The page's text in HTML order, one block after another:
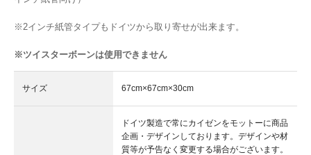
※2インチ紙管タイプもドイツから取り寄せが出来ます。
※ツイスターボーンは使用できません
サイズ 67cm×67cm×30cm
ドイツ製造で常にカイゼンをモットーに商品
企画・デザインしております。デザインや材
質等が予告なく変更する場合がございます。